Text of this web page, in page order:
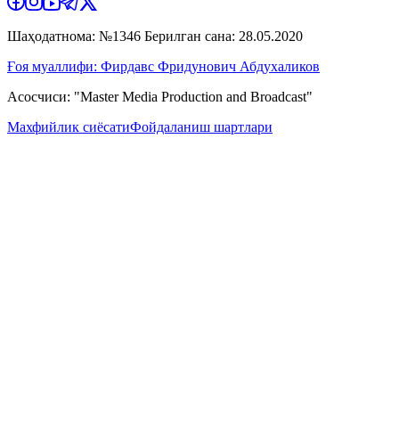
Шаҳодатнома: №1346 Берилган сана: 28.05.2020
Ғоя муаллифи: Фирдавс Фридунович Абдухаликов
Асосчиси: "Master Media Production and Broadcast"
Махфийлик сиёсатиФойдаланиш шартлари